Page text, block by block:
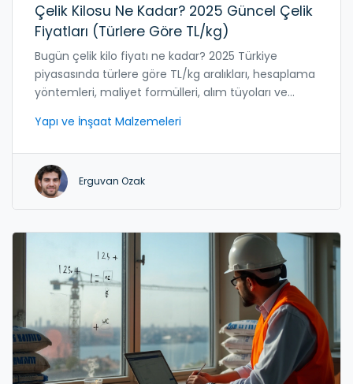
Çelik Kilosu Ne Kadar? 2025 Güncel Çelik
Fiyatları (Türlere Göre TL/kg)
Bugün çelik kilo fiyatı ne kadar? 2025 Türkiye
piyasasında türlere göre TL/kg aralıkları, hesaplama
yöntemleri, maliyet formülleri, alım tüyoları ve
Yapı ve İnşaat Malzemeleri
Erguvan Ozak